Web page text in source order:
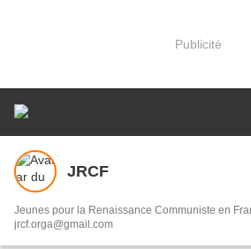
Publicité
JRCF
Jeunes pour la Renaissance Communiste en
jrcf.orga@gmail.com